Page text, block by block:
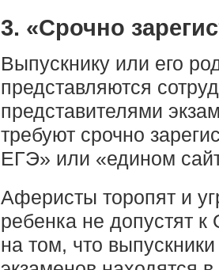
3. «Срочно
Выпускнику или его
представляются
представителями
требуют срочно
ЕГЭ» или «едином
Аферисты торопят и
ребенка не допустят
на том, что